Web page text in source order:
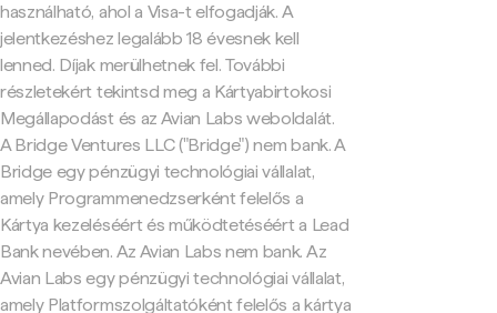
használható, ahol a Visa-t elfogadják. A
jelentkezéshez legalább 18 évesnek kell
lenned. Díjak merülhetnek fel. További
részletekért tekintsd meg a Kártyabirtokosi
Megállapodást és az Avian Labs weboldalát.
A Bridge Ventures LLC ("Bridge") nem bank. A
Bridge egy pénzügyi technológiai vállalat,
amely Programmenedzserként felelős a
Kártya kezeléséért és működtetéséért a Lead
Bank nevében. Az Avian Labs nem bank. Az
Avian Labs egy pénzügyi technológiai vállalat,
amely Platformszolgáltatóként felelős a kártya